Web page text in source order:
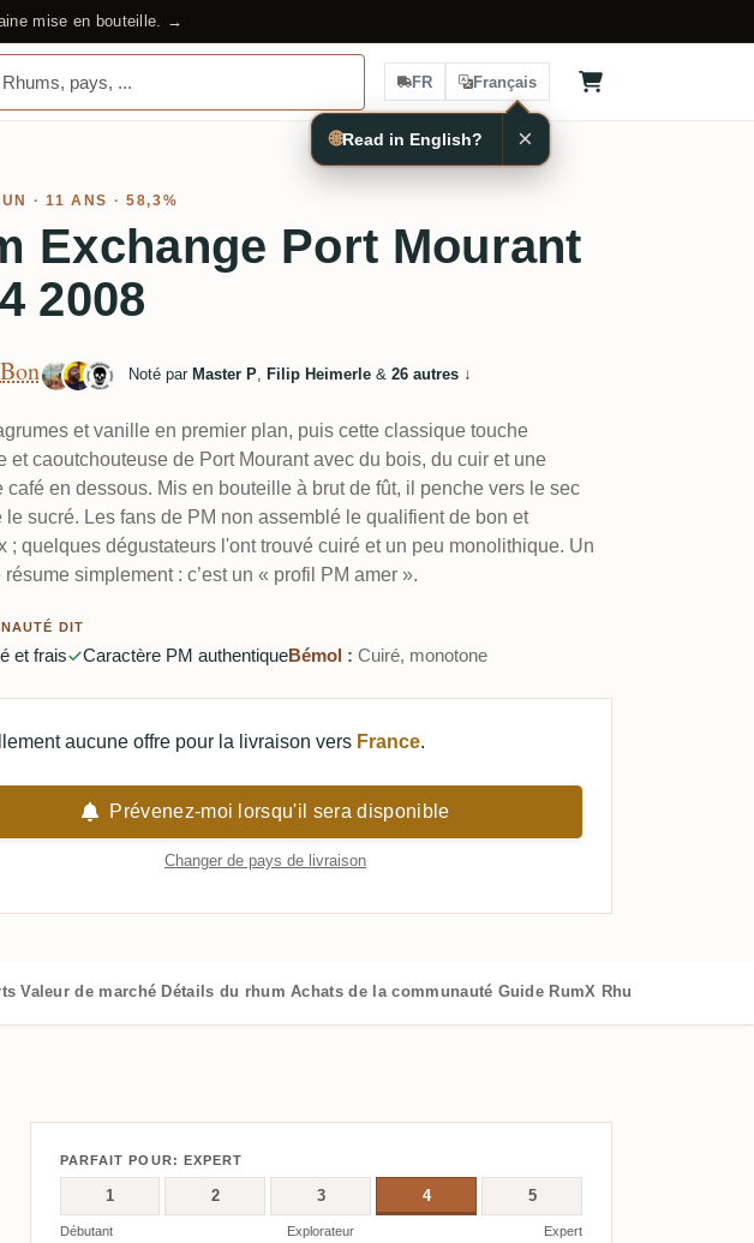
mise en bouteille. →
FR Français
· 11 ANS · 58,3%
Exchange Port Mourant
2008
Bon Noté par Master P, Filip Heimerle& 26 autres↓
et vanille en premier plan, puis cette classique touche
et caoutchouteuse de Port Mourant avec du bois, du cuir et une
café en dessous. Mis en bouteille à brut de fût, il penche vers le sec
le sucré. Les fans de PM non assemblé le qualifient de bon et
; quelques dégustateurs l'ont trouvé cuiré et un peu monolithique. Un
simplement : c’est un « profil PM amer ».
DIT
et frais Caractère PM authentiqueBémol : Cuiré, monotone
aucune offre pour la livraison vers France.
Prévenez-moi lorsqu'il sera disponible
Changer de pays de livraison
Valeur de marché Détails du rhum Achats de la communauté Guide RumX Rhums similaires
PARFAIT POUR: EXPERT
1 2 3 4 5
Débutant Explorateur Expert
🌐Read in English? ×